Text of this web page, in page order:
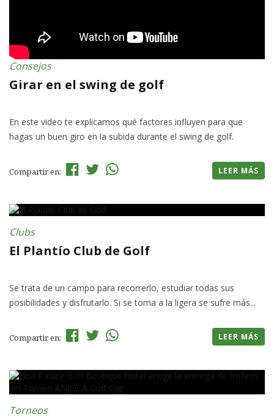
Consejos
Girar en el swing de golf
En este video te explicamos qué factores influyen para que
hagas un buen giro en la subida durante el swing de golf.
Compartir en: LEER MÁS
Clubs
El Plantío Club de Golf
Se trata de un campo para recorrerlo, estudiar todas sus
posibilidades y disfrutarlo. Si se toma a la ligera se sufre más...
Compartir en: LEER MÁS
Torneos